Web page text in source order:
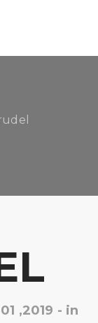
,2019 - in